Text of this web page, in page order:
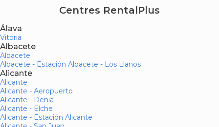
Centres RentalPlus
Álava
Vitoria
Albacete
Albacete
Albacete - Estación Albacete - Los Llanos
Alicante
Alicante
Alicante - Aeropuerto
Alicante - Denia
Alicante - Elche
Alicante - Estación Alicante